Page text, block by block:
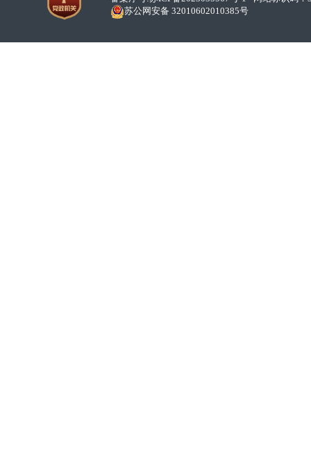
苏公网安备 32010602010385号